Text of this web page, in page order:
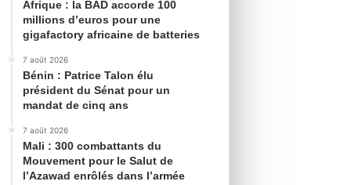
Afrique : la BAD accorde 100
millions d’euros pour une
gigafactory africaine de batteries
7 août 2026
Bénin : Patrice Talon élu
président du Sénat pour un
mandat de cinq ans
7 août 2026
Mali : 300 combattants du
Mouvement pour le Salut de
l’Azawad enrôlés dans l’armée